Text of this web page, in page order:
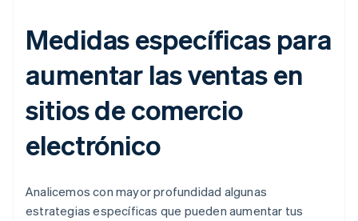
Medidas específicas para
aumentar las ventas en
sitios de comercio
electrónico
Analicemos con mayor profundidad algunas
estrategias específicas que pueden aumentar tus